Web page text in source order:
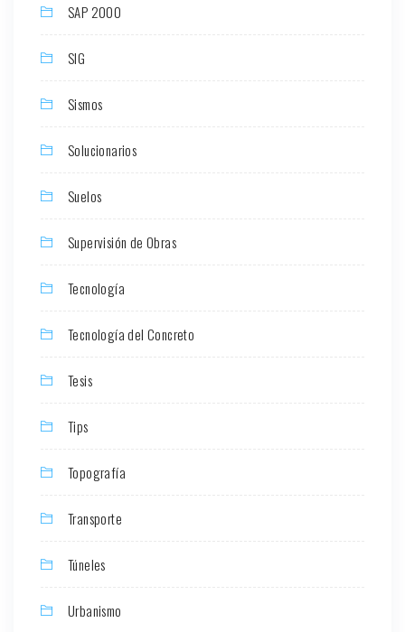
SAP 2000
SIG
Sismos
Solucionarios
Suelos
Supervisión de Obras
Tecnología
Tecnología del Concreto
Tesis
Tips
Topografía
Transporte
Túneles
Urbanismo